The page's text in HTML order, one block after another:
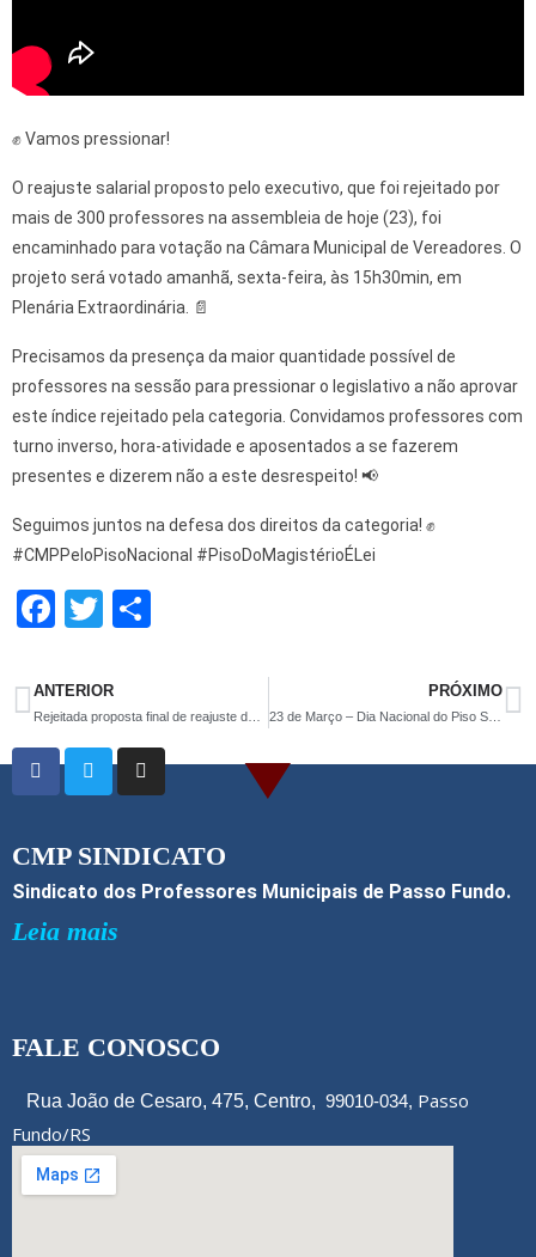
✊ Vamos pressionar!
O reajuste salarial proposto pelo executivo, que foi rejeitado por
mais de 300 professores na assembleia de hoje (23), foi
encaminhado para votação na Câmara Municipal de Vereadores. O
projeto será votado amanhã, sexta-feira, às 15h30min, em
Plenária Extraordinária. 📄
Precisamos da presença da maior quantidade possível de
professores na sessão para pressionar o legislativo a não aprovar
este índice rejeitado pela categoria. Convidamos professores com
turno inverso, hora-atividade e aposentados a se fazerem
presentes e dizerem não a este desrespeito! 📢
Seguimos juntos na defesa dos direitos da categoria! ✊
#CMPPeloPisoNacional #PisoDoMagistérioÉLei
F
ce
b
o
o
k
T
tt
er e
ANTERIOR PRÓXIMO
23 de Março – Dia Nacional do Piso Salarial dos Professores
CMP SINDICATO
Sindicato dos Professores Municipais de Passo Fundo.
Leia mais
FALE CONOSCO
Rua João de Cesaro, 475, Centro, 99010-034, Passo
Fundo/RS